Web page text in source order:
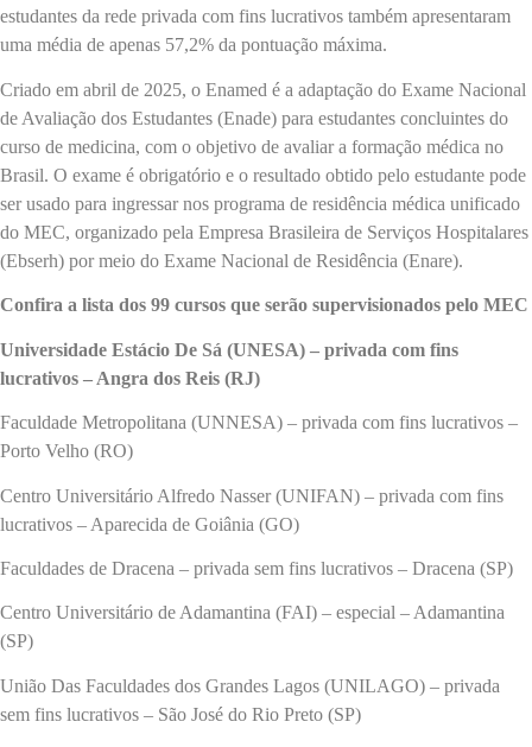
estudantes da rede privada com fins lucrativos também apresentaram
uma média de apenas 57,2% da pontuação máxima.
Criado em abril de 2025, o Enamed é a adaptação do Exame Nacional
de Avaliação dos Estudantes (Enade) para estudantes concluintes do
curso de medicina, com o objetivo de avaliar a formação médica no
Brasil. O exame é obrigatório e o resultado obtido pelo estudante pode
ser usado para ingressar nos programa de residência médica unificado
do MEC, organizado pela Empresa Brasileira de Serviços Hospitalares
(Ebserh) por meio do Exame Nacional de Residência (Enare).
Confira a lista dos 99 cursos que serão supervisionados pelo MEC
Universidade Estácio De Sá (UNESA) – privada com fins
lucrativos – Angra dos Reis (RJ)
Faculdade Metropolitana (UNNESA) – privada com fins lucrativos –
Porto Velho (RO)
Centro Universitário Alfredo Nasser (UNIFAN) – privada com fins
lucrativos – Aparecida de Goiânia (GO)
Faculdades de Dracena – privada sem fins lucrativos – Dracena (SP)
Centro Universitário de Adamantina (FAI) – especial – Adamantina
(SP)
União Das Faculdades dos Grandes Lagos (UNILAGO) – privada
sem fins lucrativos – São José do Rio Preto (SP)